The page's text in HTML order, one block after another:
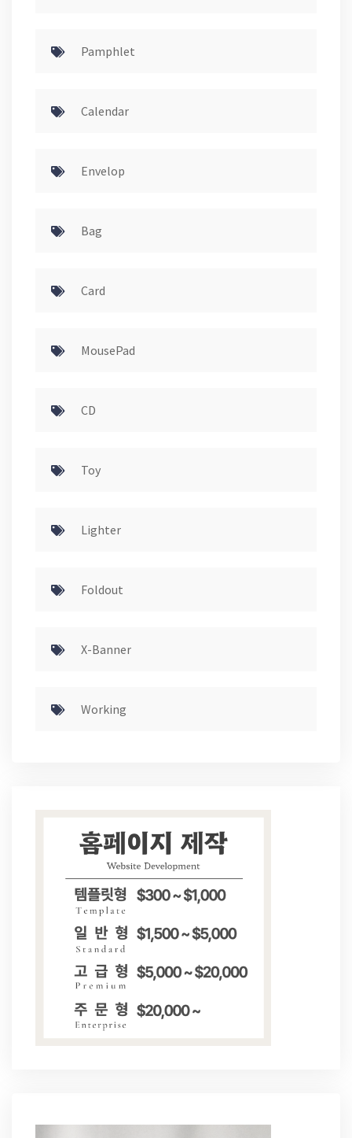
Pamphlet
Calendar
Envelop
Bag
Card
MousePad
CD
Toy
Lighter
Foldout
X-Banner
Working